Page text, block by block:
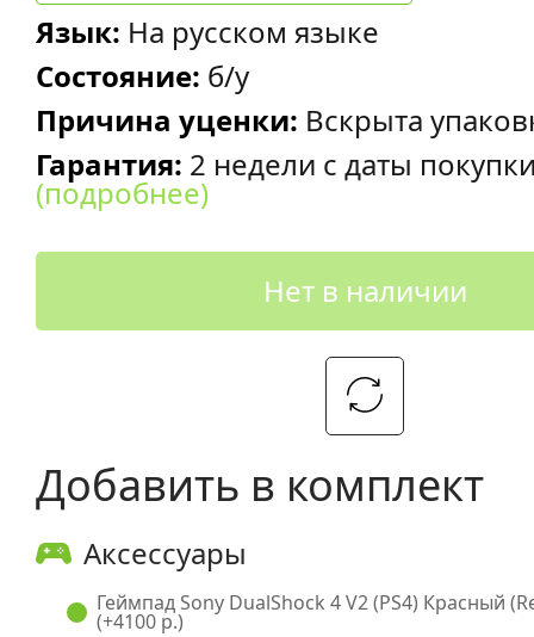
Язык: На русском языке
Состояние: б/у
Причина уценки: Вскрыта
Гарантия: 2 недели с даты
(подробнее)
Нет в наличии
Добавить в комплект
Аксессуары
Геймпад Sony DualShock 4 V2 (PS4) Красный
(+4100 р.)